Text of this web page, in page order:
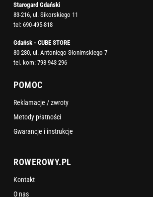
Starogard Gdański
83-216, ul. Sikorskiego 11
tel: 690-495-818
Gdańsk - CUBE STORE
80-280, ul. Antoniego Słonimskiego 7
tel. kom: 798 943 296
POMOC
Reklamacje / zwroty
Metody płatności
Gwarancje i instrukcje
ROWEROWY.PL
Kontakt
O nas